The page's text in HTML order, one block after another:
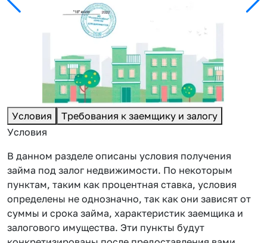
Условия
Требования к заемщику и залогу
Условия
В данном разделе описаны условия получения
займа под залог недвижимости. По некоторым
пунктам, таким как процентная ставка, условия
определены не однозначно, так как они зависят от
суммы и срока займа, характеристик заемщика и
залогового имущества. Эти пункты будут